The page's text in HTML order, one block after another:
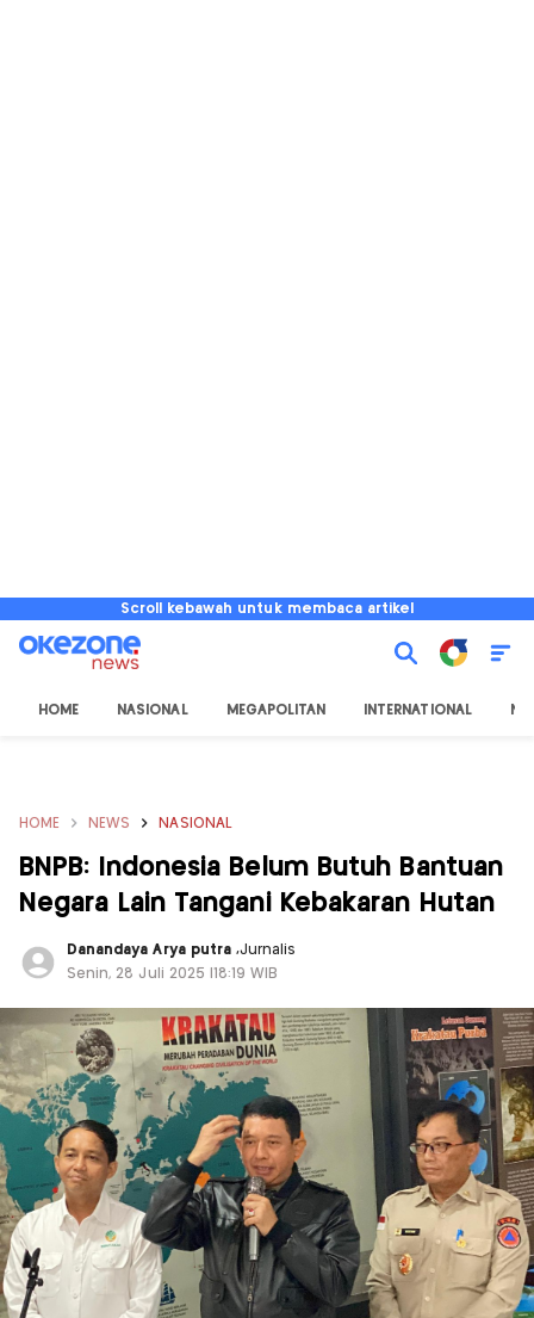
Scroll kebawah untuk membaca artikel
HOME NASIONAL MEGAPOLITAN INTERNATIONAL
HOME NEWS NASIONAL
BNPB: Indonesia Belum Butuh Bantuan
Negara Lain Tangani Kebakaran Hutan
Danandaya Arya putra,Jurnalis
Senin, 28 Juli 2025 |18:19 WIB